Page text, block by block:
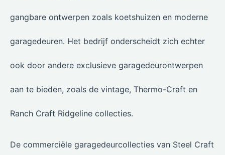
gangbare ontwerpen zoals koetshuizen en moderne
garagedeuren. Het bedrijf onderscheidt zich echter
ook door andere exclusieve garagedeurontwerpen
aan te bieden, zoals de vintage, Thermo-Craft en
Ranch Craft Ridgeline collecties.
De commerciële garagedeurcollecties van Steel Craft